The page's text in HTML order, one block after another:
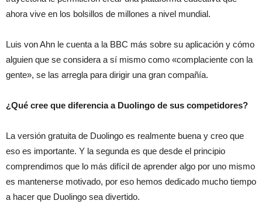
ahora vive en los bolsillos de millones a nivel mundial.
Luis von Ahn le cuenta a la BBC más sobre su aplicación y cómo
alguien que se considera a sí mismo como «complaciente con la
gente», se las arregla para dirigir una gran compañía.
¿Qué cree que diferencia a Duolingo de sus competidores?
La versión gratuita de Duolingo es realmente buena y creo que
eso es importante. Y la segunda es que desde el principio
comprendimos que lo más difícil de aprender algo por uno mismo
es mantenerse motivado, por eso hemos dedicado mucho tiempo
a hacer que Duolingo sea divertido.